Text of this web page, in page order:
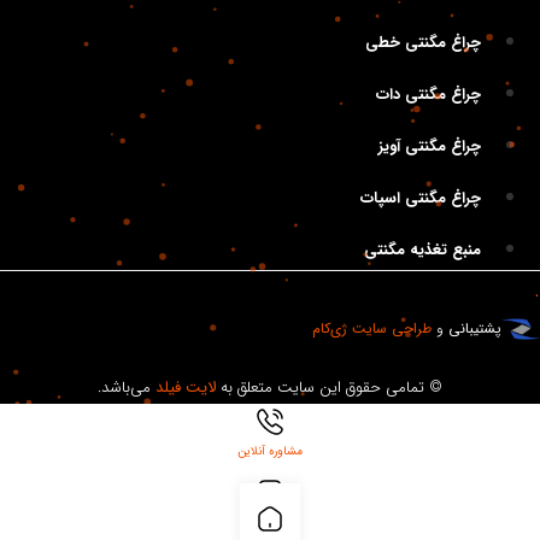
چراغ مگنتی خطی
چراغ مگنتی دات
چراغ مگنتی آویز
چراغ مگنتی اسپات
منبع تغذیه مگنتی
.
پشتیبانی و طراحی سایت ژی‌کام
© تمامی حقوق این سایت متعلق به لایت فیلد می‌باشد.
مشاوره آنلاین
بلاگ